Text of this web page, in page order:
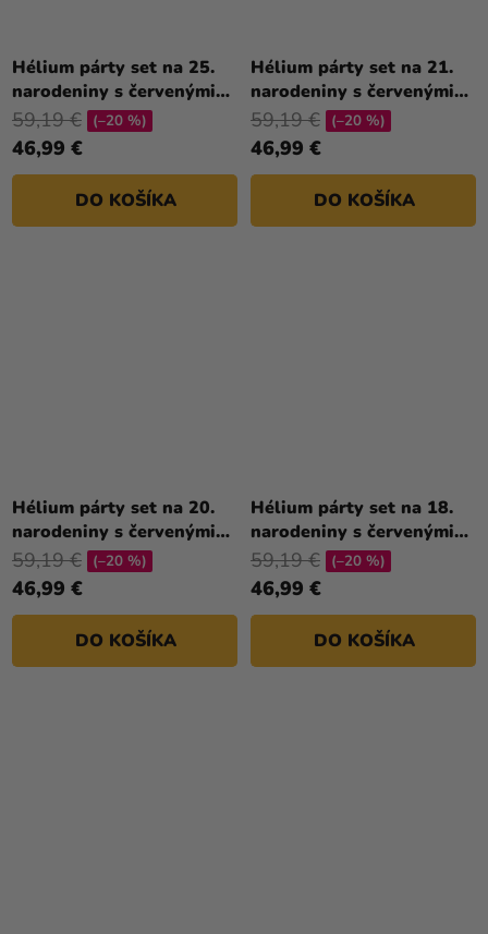
Hélium párty set na 25.
narodeniny s červenými
balónmi
46,99 €
59,19 € (–20 %)
DO KOŠÍKA
Hélium párty set na 21.
narodeniny s červenými
balónmi
46,99 €
59,19 € (–20 %)
DO KOŠÍKA
Hélium párty set na 20.
narodeniny s červenými
balónmi
46,99 €
59,19 € (–20 %)
DO KOŠÍKA
Hélium párty set na 18.
narodeniny s červenými
balónmi
46,99 €
59,19 € (–20 %)
DO KOŠÍKA